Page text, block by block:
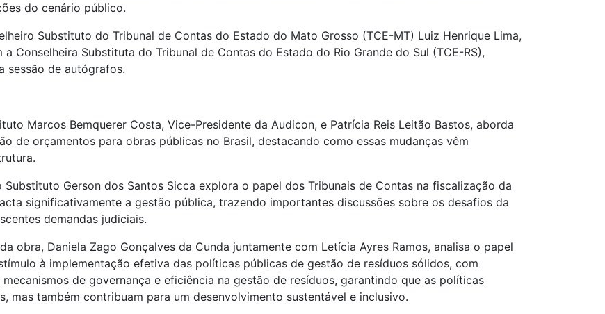
do cenário público.
Substituto do Tribunal de Contas do Estado do Mato Grosso (TCE-MT) Luiz Henrique Lima,
Conselheira Substituta do Tribunal de Contas do Estado do Rio Grande do Sul (TCE-RS),
sessão de autógrafos.
Marcos Bemquerer Costa, Vice-Presidente da Audicon, e Patrícia Reis Leitão Bastos, aborda
de orçamentos para obras públicas no Brasil, destacando como essas mudanças vêm
Gerson dos Santos Sicca explora o papel dos Tribunais de Contas na fiscalização da
significativamente a gestão pública, trazendo importantes discussões sobre os desafios da
demandas judiciais.
obra, Daniela Zago Gonçalves da Cunda juntamente com Letícia Ayres Ramos, analisa o papel
à implementação efetiva das políticas públicas de gestão de resíduos sólidos, com
de governança e eficiência na gestão de resíduos, garantindo que as políticas
mas também contribuam para um desenvolvimento sustentável e inclusivo.